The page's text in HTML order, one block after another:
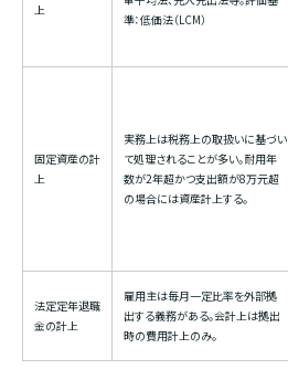
上
準：低価法（LCM）
固定資産の計
上
実務上は税務上の取扱いに基づい
て処理されることが多い。耐用年
数が2年超かつ支出額が8万元超
の場合には資産計上する。
法定定年退職
金の計上
雇用主は毎月一定比率を外部拠
出する義務がある。会計上は拠出
時の費用計上のみ。